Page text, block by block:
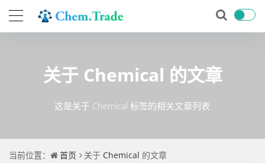
关于 Chemical 的文章
这是关于 Chemical 标签的相关文章列表
当前位置： 首页 关于 Chemical 的文章